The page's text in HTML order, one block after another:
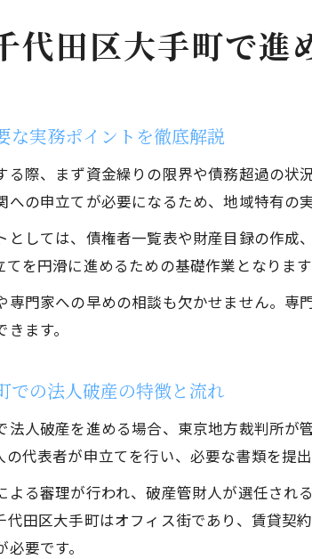
代田区大手町で進
な実務ポイントを徹底解説
る際、まず資金繰りの限界や債務超過の
への申立てが必要になるため、地域特有の
としては、債権者一覧表や財産目録の作
を円滑に進めるための基礎作業となります
専門家への早めの相談も欠かせません。
ます。
での法人破産の特徴と流れ
法人破産を進める場合、東京地方裁判所
の代表者が申立てを行い、必要な書類を提出
よる審理が行われ、破産管財人が選任さ
代田区大手町はオフィス街であり、賃貸
要です。